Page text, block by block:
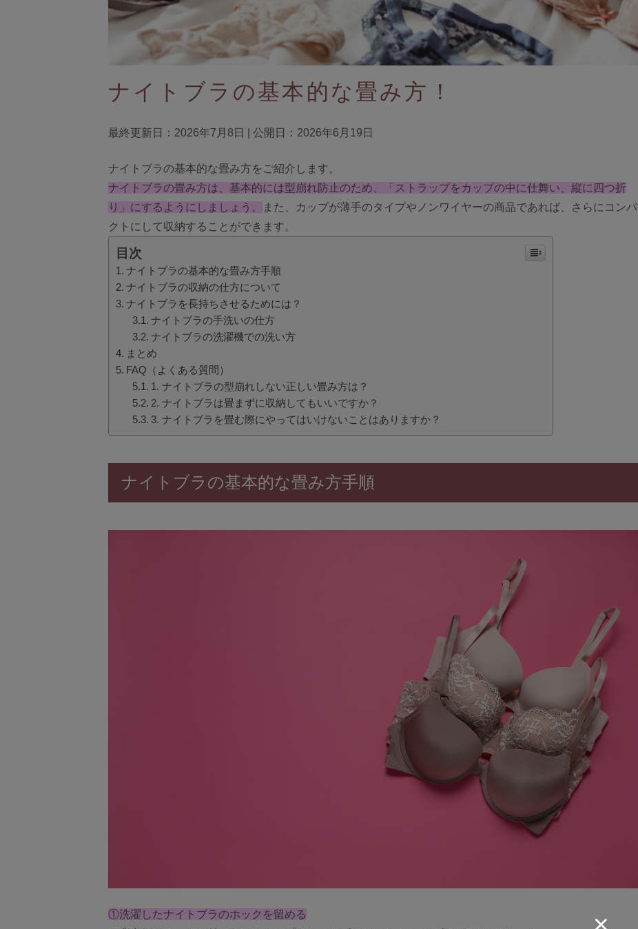
ブラパッド／ギフト
バストケアコスメ
術後用ブラ
ランキング
新商品
定期便
BEST SELLER
COOL ITEM
INFORMATION
お知らせ
ナイトブラの基本的な畳み方！
最終更新日：2026年7月8日 | 公開日：2026年6月19日
ナイトブラの基本的な畳み方をご紹介します。
ナイトブラの畳み方は、基本的には型崩れ防止のため、「ストラップをカップの中に仕舞い、縦に四つ折
り」にするようにしましょう。
また、カップが薄手のタイプやノンワイヤーの商品であれば、さらにコンパ
クトにして収納することができます。
目次
ナイトブラの基本的な畳み方手順
ナイトブラの収納の仕方について
ナイトブラを長持ちさせるためには？
ナイトブラの手洗いの仕方
ナイトブラの洗濯機での洗い方
まとめ
FAQ（よくある質問）
1. ナイトブラの型崩れしない正しい畳み方は？
2. ナイトブラは畳まずに収納してもいいですか？
3. ナイトブラを畳む際にやってはいけないことはありますか？
ナイトブラの基本的な畳み方手順
①洗濯したナイトブラのホックを留める